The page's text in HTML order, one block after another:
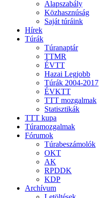
Alapszabály
Közhasznúság
Saját túráink
Hírek
Túrák
Túranaptár
TTMR
ÉVTT
Hazai Legjobb
Túrák 2004-2017
ÉVKTT
TTT mozgalmak
Statisztikák
TTT kupa
Túramozgalmak
Fórumok
Túrabeszámolók
OKT
AK
RPDDK
KDP
Archívum